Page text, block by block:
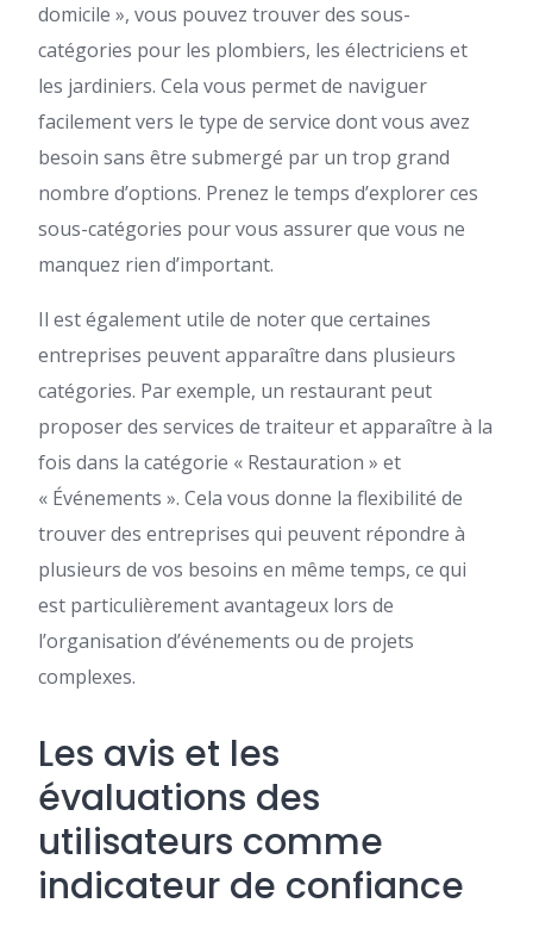
domicile », vous pouvez trouver des sous-
catégories pour les plombiers, les électriciens et
les jardiniers. Cela vous permet de naviguer
facilement vers le type de service dont vous avez
besoin sans être submergé par un trop grand
nombre d’options. Prenez le temps d’explorer ces
sous-catégories pour vous assurer que vous ne
manquez rien d’important.
Il est également utile de noter que certaines
entreprises peuvent apparaître dans plusieurs
catégories. Par exemple, un restaurant peut
proposer des services de traiteur et apparaître à la
fois dans la catégorie « Restauration » et
« Événements ». Cela vous donne la flexibilité de
trouver des entreprises qui peuvent répondre à
plusieurs de vos besoins en même temps, ce qui
est particulièrement avantageux lors de
l’organisation d’événements ou de projets
complexes.
Les avis et les
évaluations des
utilisateurs comme
indicateur de confiance